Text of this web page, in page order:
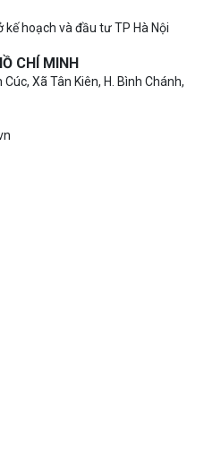
hoạch và đầu tư TP Hà Nội
CHÍ MINH
Xã Tân Kiên, H. Bình Chánh,